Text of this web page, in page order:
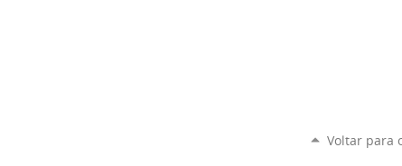
Voltar para